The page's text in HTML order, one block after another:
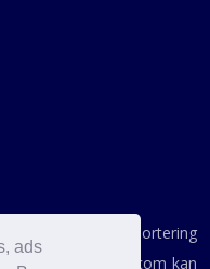
ads
konsumentrapportering
AvoidCaller.com kan